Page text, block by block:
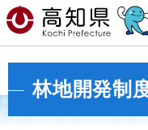
林地開発制